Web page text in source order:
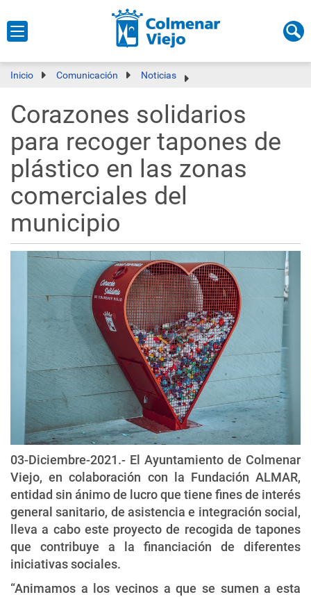
Inicio Comunicación Noticias
Corazones solidarios
para recoger tapones de
plástico en las zonas
comerciales del
municipio
03-Diciembre-2021.- El Ayuntamiento de Colmenar
Viejo, en colaboración con la Fundación ALMAR,
entidad sin ánimo de lucro que tiene fines de interés
general sanitario, de asistencia e integración social,
lleva a cabo este proyecto de recogida de tapones
que contribuye a la financiación de diferentes
iniciativas sociales.
“Animamos a los vecinos a que se sumen a esta